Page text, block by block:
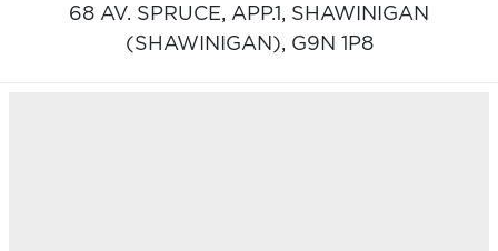
68 AV. SPRUCE, APP.1, SHAWINIGAN
(SHAWINIGAN), G9N 1P8